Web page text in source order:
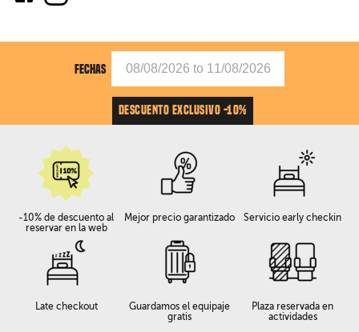
FECHAS
DESCUENTO EXCLUSIVO -10%
-10% de descuento al
reservar en la web
Mejor precio garantizado Servicio early checkin
Late checkout
Guardamos el equipaje
gratis
Plaza reservada en
actividades